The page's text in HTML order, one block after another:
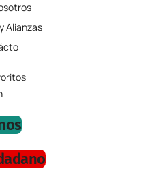
Alianzas